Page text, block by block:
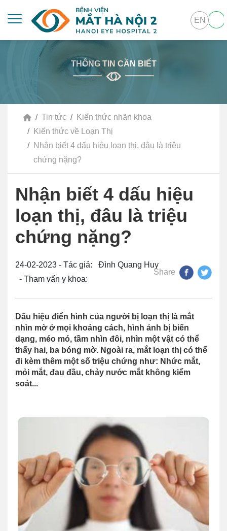
EN
THÔNG TIN CẦN BIẾT
Tin tức
Kiến thức nhãn khoa
Kiến thức về Loạn Thị
Nhận biết 4 dấu hiệu loạn thị, đâu là triệu
chứng nặng?
Nhận biết 4 dấu hiệu
loạn thị, đâu là triệu
chứng nặng?
24-02-2023 - Tác giả: Đình Quang Huy
- Tham vấn y khoa:
Share
Dấu hiệu điển hình của người bị loạn thị là mắt
nhìn mờ ở mọi khoảng cách, hình ảnh bị biến
dạng, méo mó, tầm nhìn đôi, nhìn một vật có thể
thấy hai, ba bóng mờ. Ngoài ra, mắt loạn thị có thể
đi kèm thêm một số triệu chứng như: Nhức mắt,
mỏi mắt, đau đầu, chảy nước mắt không kiểm
soát...